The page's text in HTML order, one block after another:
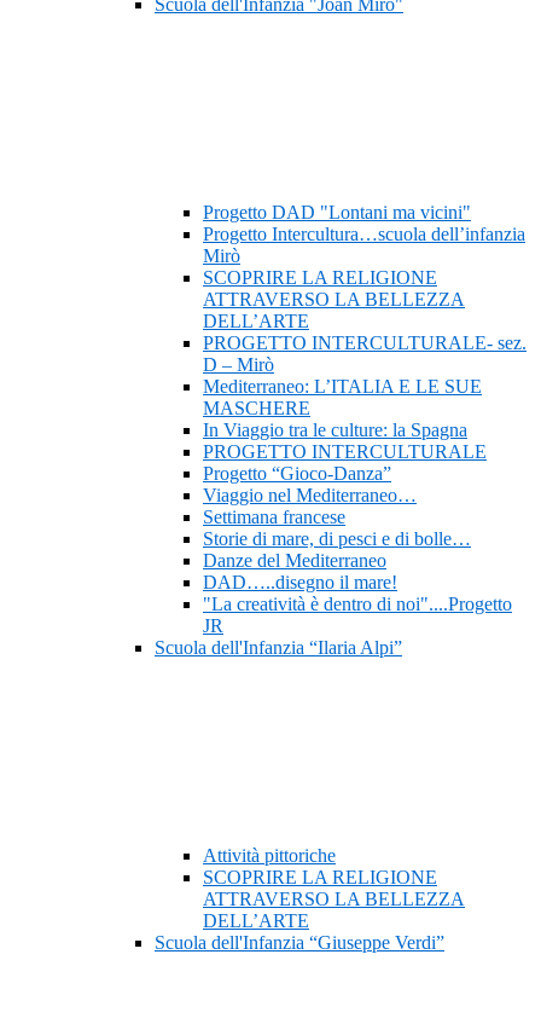
Scuola dell'Infanzia "Joan Mirò"
Progetto DAD "Lontani ma vicini"
Progetto Intercultura…scuola dell’infanzia
Mirò
SCOPRIRE LA RELIGIONE
ATTRAVERSO LA BELLEZZA
DELL’ARTE
PROGETTO INTERCULTURALE- sez.
D – Mirò
Mediterraneo: L’ITALIA E LE SUE
MASCHERE
In Viaggio tra le culture: la Spagna
PROGETTO INTERCULTURALE
Progetto “Gioco-Danza”
Viaggio nel Mediterraneo…
Settimana francese
Storie di mare, di pesci e di bolle…
Danze del Mediterraneo
DAD…..disegno il mare!
"La creatività è dentro di noi"....Progetto
JR
Scuola dell'Infanzia “Ilaria Alpi”
Attività pittoriche
SCOPRIRE LA RELIGIONE
ATTRAVERSO LA BELLEZZA
DELL’ARTE
Scuola dell'Infanzia “Giuseppe Verdi”